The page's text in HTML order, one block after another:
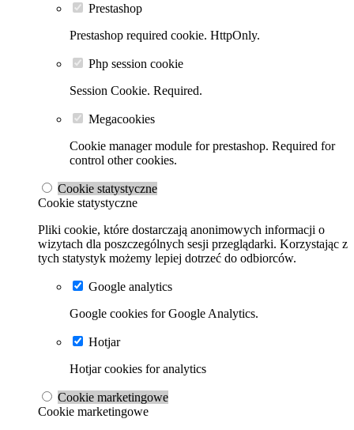
Prestashop
Prestashop required cookie. HttpOnly.
Php session cookie
Session Cookie. Required.
Megacookies
Cookie manager module for prestashop. Required for
control other cookies.
Cookie statystyczne
Cookie statystyczne
Pliki cookie, które dostarczają anonimowych informacji o
wizytach dla poszczególnych sesji przeglądarki. Korzystając z
tych statystyk możemy lepiej dotrzeć do odbiorców.
Google analytics
Google cookies for Google Analytics.
Hotjar
Hotjar cookies for analytics
Cookie marketingowe
Cookie marketingowe